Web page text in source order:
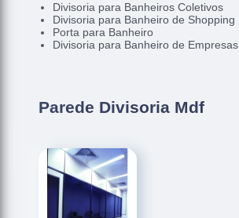
Divisoria para Banheiros Coletivos
Divisoria para Banheiro de Shopping
Porta para Banheiro
Divisoria para Banheiro de Empresas
Parede Divisoria Mdf